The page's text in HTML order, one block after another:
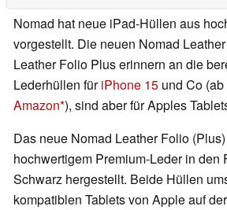
Nomad hat neue iPad-Hüllen aus
vorgestellt. Die neuen Nomad
Leather Folio Plus erinnern an die
Lederhüllen füriPhone 15 und Co
Amazon ), sind aber für Apples
Das neue Nomad Leather Folio
hochwertigem Premium-Leder in den
Schwarz hergestellt. Beide Hüllen
kompatiblen Tablets von Apple auf